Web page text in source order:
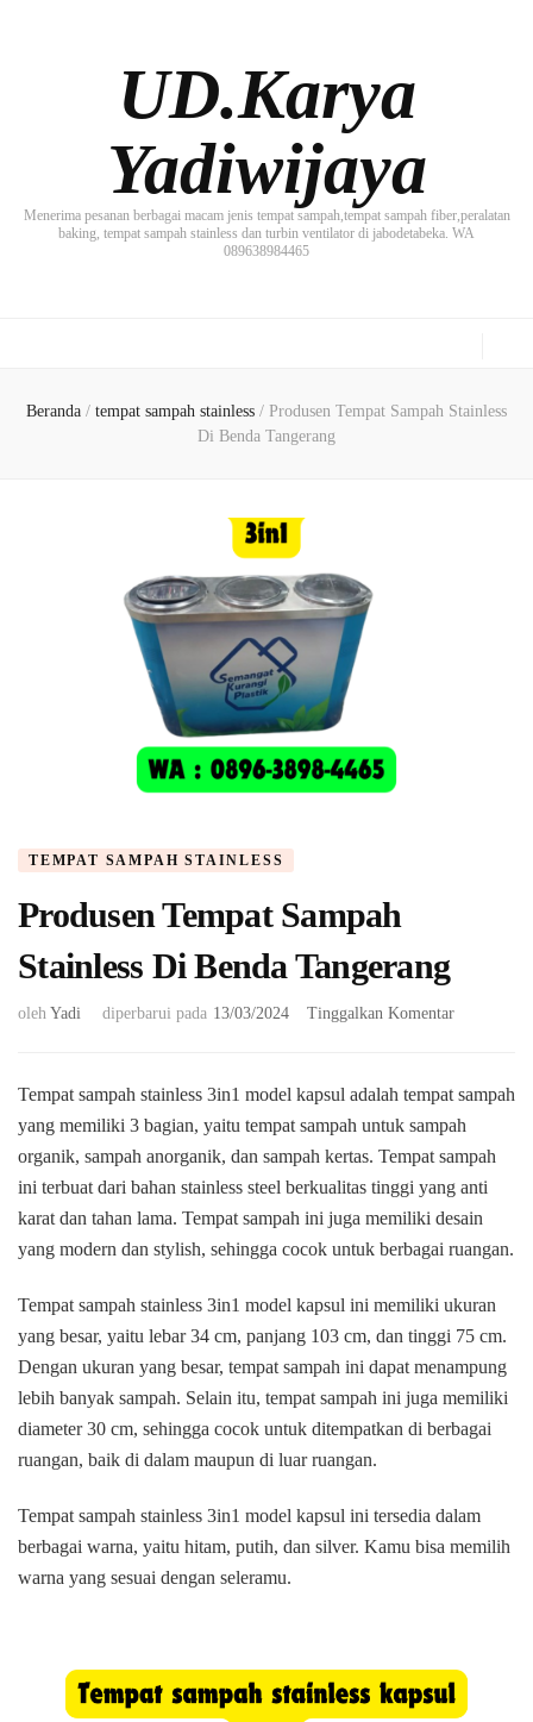
UD.Karya
Yadiwijaya
Menerima pesanan berbagai macam jenis tempat sampah,tempat sampah fiber,peralatan
baking, tempat sampah stainless dan turbin ventilator di jabodetabeka. WA
089638984465
Beranda / tempat sampah stainless / Produsen Tempat Sampah Stainless
Di Benda Tangerang
TEMPAT SAMPAH STAINLESS
Produsen Tempat Sampah
Stainless Di Benda Tangerang
oleh Yadi diperbarui pada 13/03/2024 Tinggalkan Komentarpada
Sampah
Di
Benda
Tangerang
Tempat sampah stainless 3in1 model kapsul adalah tempat sampah
yang memiliki 3 bagian, yaitu tempat sampah untuk sampah
organik, sampah anorganik, dan sampah kertas. Tempat sampah
ini terbuat dari bahan stainless steel berkualitas tinggi yang anti
karat dan tahan lama. Tempat sampah ini juga memiliki desain
yang modern dan stylish, sehingga cocok untuk berbagai ruangan.
Tempat sampah stainless 3in1 model kapsul ini memiliki ukuran
yang besar, yaitu lebar 34 cm, panjang 103 cm, dan tinggi 75 cm.
Dengan ukuran yang besar, tempat sampah ini dapat menampung
lebih banyak sampah. Selain itu, tempat sampah ini juga memiliki
diameter 30 cm, sehingga cocok untuk ditempatkan di berbagai
ruangan, baik di dalam maupun di luar ruangan.
Tempat sampah stainless 3in1 model kapsul ini tersedia dalam
berbagai warna, yaitu hitam, putih, dan silver. Kamu bisa memilih
warna yang sesuai dengan seleramu.